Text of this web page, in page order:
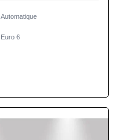
Automatique
Euro 6